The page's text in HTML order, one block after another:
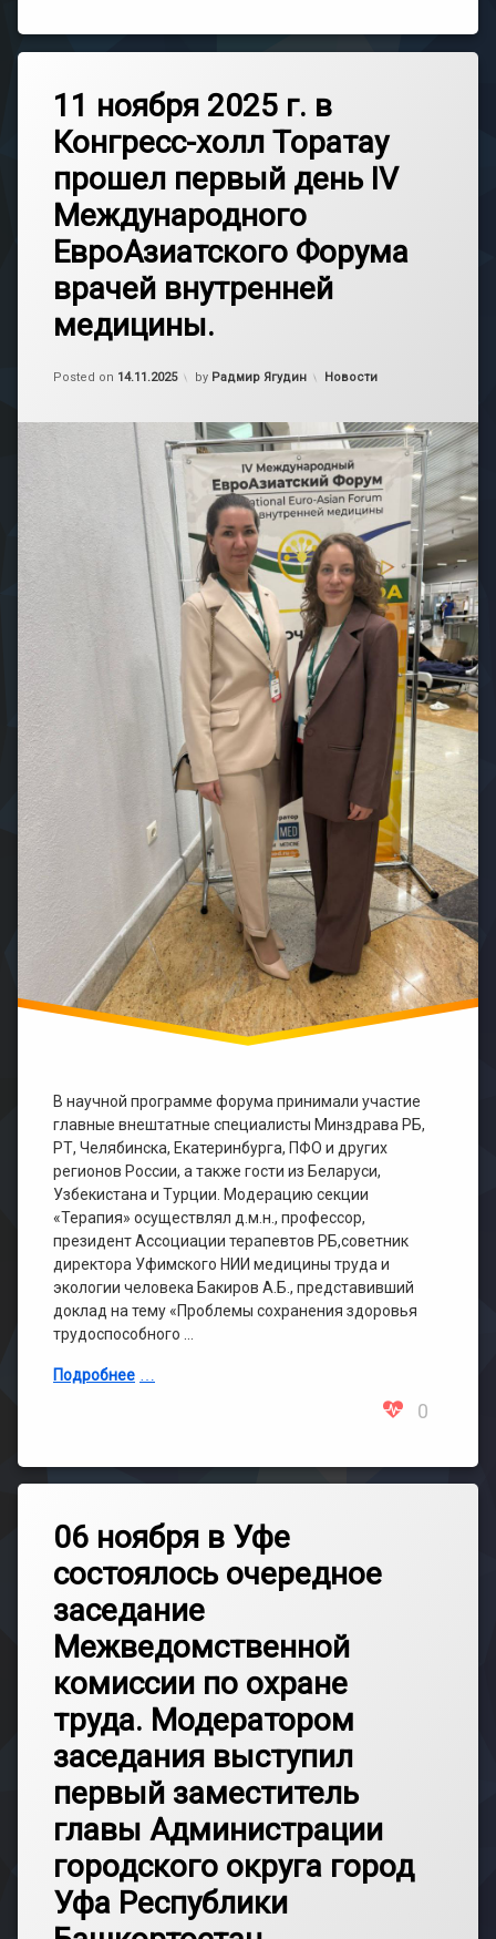
11 ноября 2025 г. в
Конгресс-холл Торатау
прошел первый день IV
Международного
ЕвроАзиатского Форума
врачей внутренней
медицины.
Posted on 14.11.2025
Обновлено на 14.11.2025
by Радмир Ягудин Категории:
Новости
В научной программе форума принимали участие
главные внештатные специалисты Минздрава РБ,
РТ, Челябинска, Екатеринбурга, ПФО и других
регионов России, а также гости из Беларуси,
Узбекистана и Турции. Модерацию секции
«Терапия» осуществлял д.м.н., профессор,
президент Ассоциации терапевтов РБ,советник
директора Уфимского НИИ медицины труда и
экологии человека Бакиров А.Б., представивший
доклад на тему «Проблемы сохранения здоровья
трудоспособного …
Подробнее
0
06 ноября в Уфе
состоялось очередное
заседание
Межведомственной
комиссии по охране
труда. Модератором
заседания выступил
первый заместитель
главы Администрации
городского округа город
Уфа Республики